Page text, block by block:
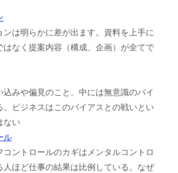
は明らかに差が出ます。資料を上手に
はなく提案内容（構成、企画）が全てで
みや偏見のこと。中には無意識のバイ
。ビジネスはこのバイアスとの戦いとい
ない
ル
ントロールのカギはメンタルコントロ
人ほど仕事の結果は比例している。なぜ